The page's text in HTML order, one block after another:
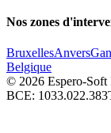
Nos zones
BruxellesAnvers
Belgique
© 2026 Espero-Soft
BCE: 1033.022.383